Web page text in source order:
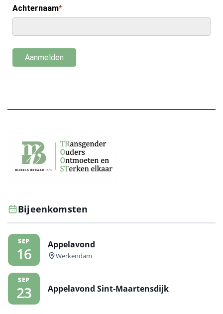
Bijeenkomsten
SEP
16
Appelavond
Werkendam
SEP
23 Appelavond Sint-Maartensdijk